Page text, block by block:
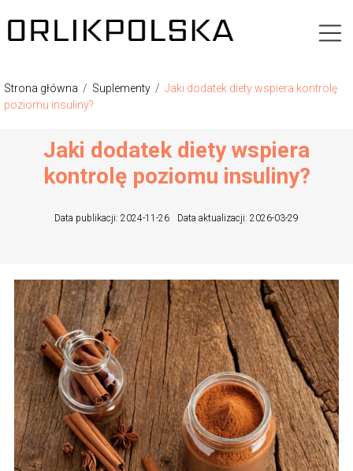
Strona główna / Suplementy / Jaki dodatek diety wspiera kontrolę
poziomu insuliny?
Jaki dodatek diety wspiera
kontrolę poziomu insuliny?
Data publikacji: 2024-11-26 Data aktualizacji: 2026-03-29